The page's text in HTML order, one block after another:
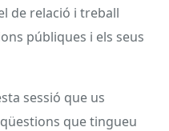
de relació i treball
públiques i els seus
sessió que us
que tingueu